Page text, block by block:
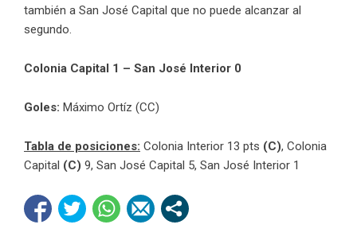
también a San José Capital que no puede alcanzar al
segundo.
Colonia Capital 1 – San José Interior 0
Goles: Máximo Ortíz (CC)
Tabla de posiciones: Colonia Interior 13 pts (C), Colonia
Capital (C) 9, San José Capital 5, San José Interior 1